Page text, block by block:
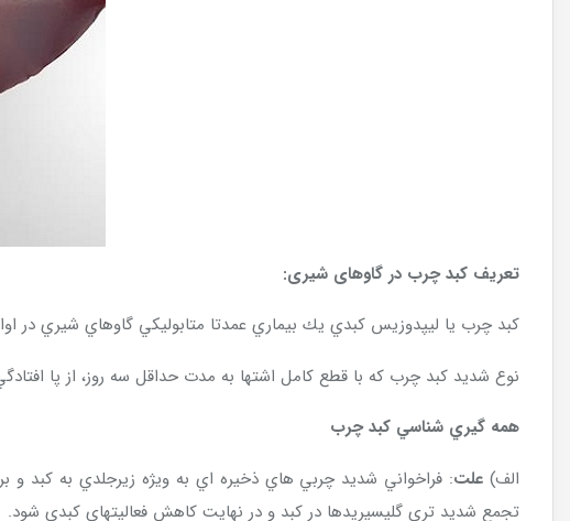
تعريف کبد چرب در گاوهای شیری:
كبد چرب يا ليپدوزيس كبدي يك بيماري عمدتا متابوليكي گاوهاي شيري در اوايل شيرواري است
نوع شديد كبد چرب كه با قطع كامل اشتها به مدت حداقل سه روز، از پا
همه گيري شناسي كبد چرب
الف) علت: فراخواني شديد چربي هاي ذخيره اي به ويژه زيرجلدي به كبد و
تجمع شديد تري گليسيريدها در كبد و در نهايت كاهش فعاليتهاي كبدي شود.